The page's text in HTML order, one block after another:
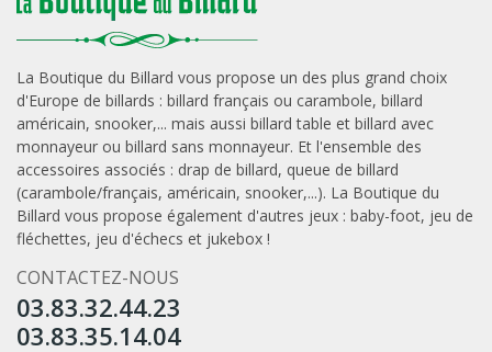
La Boutique du Billard vous propose un des plus grand choix
d'Europe de billards : billard français ou carambole, billard
américain, snooker,... mais aussi billard table et billard avec
monnayeur ou billard sans monnayeur. Et l'ensemble des
accessoires associés : drap de billard, queue de billard
(carambole/français, américain, snooker,...). La Boutique du
Billard vous propose également d'autres jeux : baby-foot, jeu de
fléchettes, jeu d'échecs et jukebox !
CONTACTEZ-NOUS
03.83.32.44.23
03.83.35.14.04